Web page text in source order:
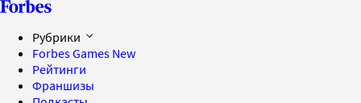
Рубрики
Forbes Games New
Рейтинги
Франшизы